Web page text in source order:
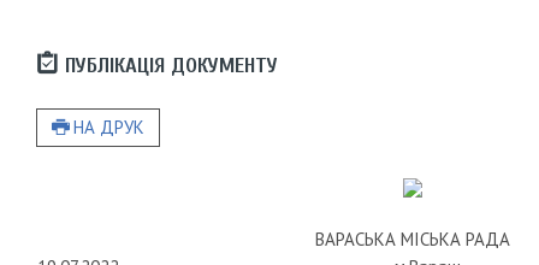
ПУБЛІКАЦІЯ ДОКУМЕНТУ
НА ДРУК
ВАРАСЬКА МІСЬКА РАДА